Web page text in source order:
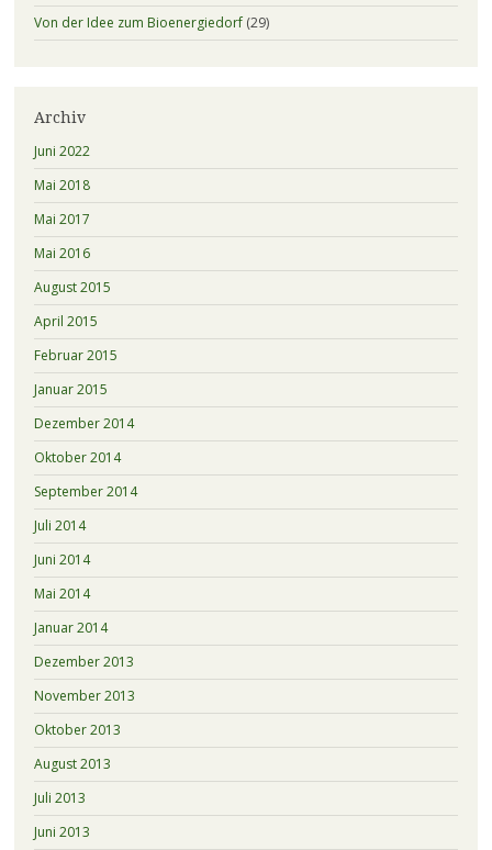
Von der Idee zum Bioenergiedorf(29)
Archiv
Juni 2022
Mai 2018
Mai 2017
Mai 2016
August 2015
April 2015
Februar 2015
Januar 2015
Dezember 2014
Oktober 2014
September 2014
Juli 2014
Juni 2014
Mai 2014
Januar 2014
Dezember 2013
November 2013
Oktober 2013
August 2013
Juli 2013
Juni 2013